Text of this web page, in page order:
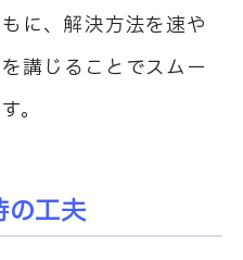
に、解決方法を速や
講じることでスムー
。
の工夫